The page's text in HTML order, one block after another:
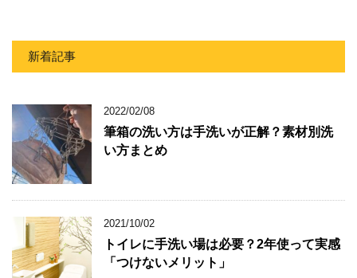
新着記事
2022/02/08
筆箱の洗い方は手洗いが正解？素材別洗
い方まとめ
2021/10/02
トイレに手洗い場は必要？2年使って実感
「つけないメリット」